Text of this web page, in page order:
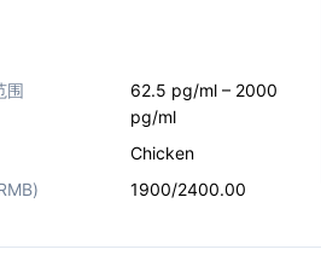
围
62.5 pg/ml – 2000
pg/ml
Chicken
1900/2400.00